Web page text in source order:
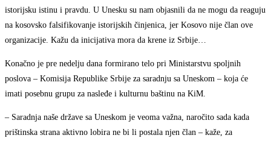
istorijsku istinu i pravdu. U Unesku su nam objasnili da ne mogu da reaguju
na kosovsko falsifikovanje istorijskih činjenica, jer Kosovo nije član ove
organizacije. Kažu da inicijativa mora da krene iz Srbije…
Konačno je pre nedelju dana formirano telo pri Ministarstvu spoljnih
poslova – Komisija Republike Srbije za saradnju sa Uneskom – koja će
imati posebnu grupu za nasleđe i kulturnu baštinu na KiM.
– Saradnja naše države sa Uneskom je veoma važna, naročito sada kada
prištinska strana aktivno lobira ne bi li postala njen član – kaže, za